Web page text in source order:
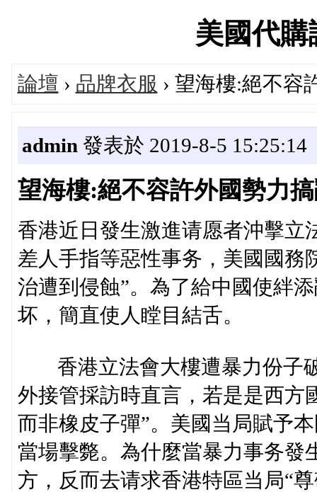
美國代
論壇 › 品牌衣服 › 望海樓:絕不容
admin 發表於 2019-8-5 15:25:14
望海樓:絕不容許外國勢力
香港近日發生激進请愿者沖擊立
差人手指等惡性事务，美國國務
治遭到侵蝕”。為了給中國使絆
坏，簡直使人瞠目結舌。
香港立法會大樓遭暴力份子
外接管採訪時直言，若是是西方
而非橡皮子彈”。美國当局賦予
當場擊斃。為什麼當暴力事务發
方，反而去请求香港特區当局“